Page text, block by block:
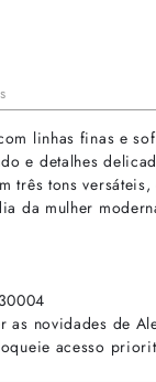
linhas finas e
e detalhes
três tons
da mulher
as novidades de
acesso